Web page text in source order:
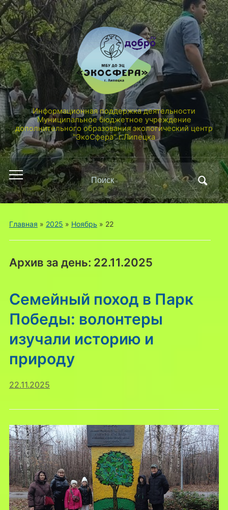
Информационная поддержка деятельности
Муниципальное бюджетное учреждение
дополнительного образования экологический центр
"ЭкоСфера" г.Липецка
Переключить
мобильное
меню
Поиск
по:
Главная » 2025 » Ноябрь » 22
Архив за день: 22.11.2025
Семейный поход в Парк
Победы: волонтеры
изучали историю и
природу
22.11.2025